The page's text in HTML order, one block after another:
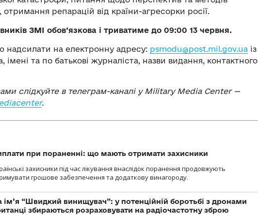
репарацій від країни-агресорки росії.
ЗМІ обов’язкова і триватиме до 09:00 13 червня.
надсилати на електронну адресу: psmodu@post.mil.gov.ua із
імені та по батькові журналіста, назви видання, контактного
слідкуйте в телеграм-каналі у Military Media Center —
.
при пораненні: що мають отримати захисники
захисники під час лікування внаслідок поранення продовжують
грошове забезпечення та додаткову винагороду.
ім’я “Швидкий винищувач”: у потенційній боротьбі з дронами
збираються розраховувати на радіочастотну зброю